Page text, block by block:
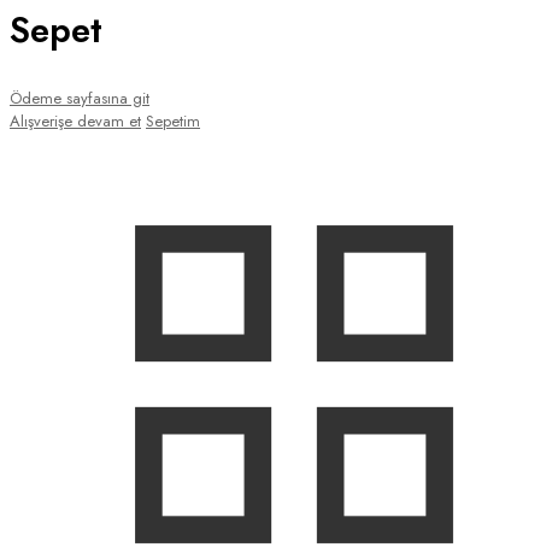
Sepet
Ödeme sayfasına git
Alışverişe devam et Sepetim